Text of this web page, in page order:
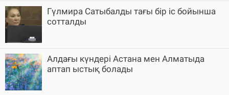
Гүлмира Сатыбалды тағы бір іс бойынша
сотталды
Алдағы күндері Астана мен Алматыда
аптап ыстық болады